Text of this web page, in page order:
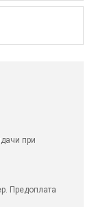
при
Предоплата